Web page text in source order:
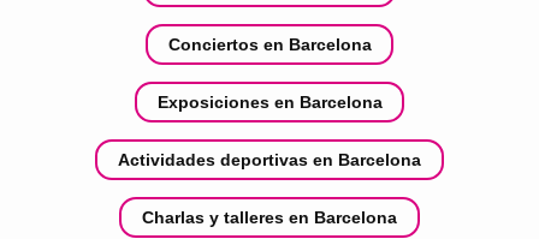
Conciertos en Barcelona
Exposiciones en Barcelona
Actividades deportivas en Barcelona
Charlas y talleres en Barcelona